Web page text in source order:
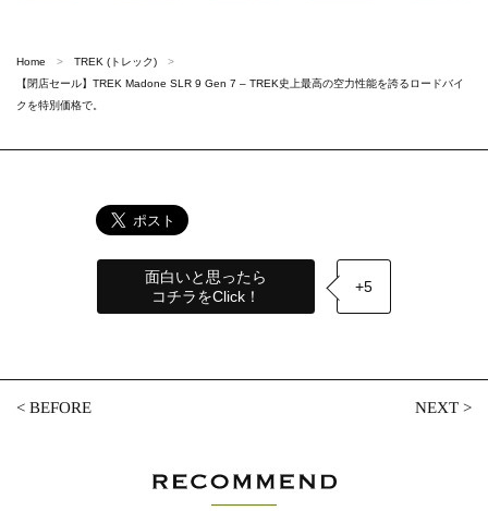
Home
TREK (トレック)
【閉店セール】TREK Madone SLR 9 Gen 7 – TREK史上最高の空力性能を誇るロードバイ
クを特別価格で。
面白いと思ったら
コチラをClick！
+5
<BEFORE NEXT>